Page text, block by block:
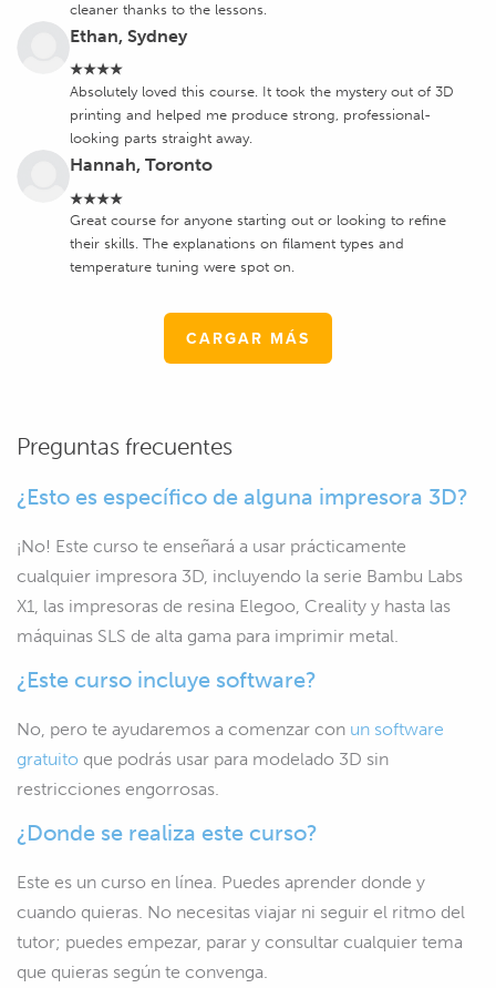
cleaner thanks to the lessons.
Ethan, Sydney
★★★★
Absolutely loved this course. It took the mystery out of 3D
printing and helped me produce strong, professional-
looking parts straight away.
Hannah, Toronto
★★★★
Great course for anyone starting out or looking to refine
their skills. The explanations on filament types and
temperature tuning were spot on.
CARGAR MÁS
Preguntas frecuentes
¿Esto es específico de alguna impresora 3D?
¡No! Este curso te enseñará a usar prácticamente
cualquier impresora 3D, incluyendo la serie Bambu Labs
X1, las impresoras de resina Elegoo, Creality y hasta las
máquinas SLS de alta gama para imprimir metal.
¿Este curso incluye software?
No, pero te ayudaremos a comenzar con un software
gratuito que podrás usar para modelado 3D sin
restricciones engorrosas.
¿Donde se realiza este curso?
Este es un curso en línea. Puedes aprender donde y
cuando quieras. No necesitas viajar ni seguir el ritmo del
tutor; puedes empezar, parar y consultar cualquier tema
que quieras según te convenga.